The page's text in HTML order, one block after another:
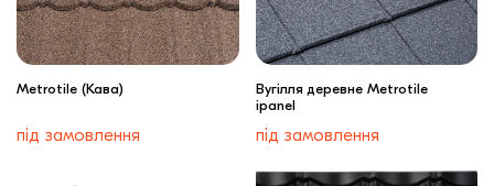
Metrotile (Кава)
під замовлення
Вугілля деревне Metrotile
ipanel
під замовлення